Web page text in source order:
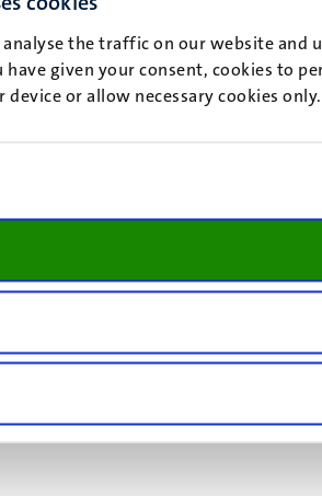
analyse the traffic on our website and
have given your consent, cookies to
device or allow necessary cookies